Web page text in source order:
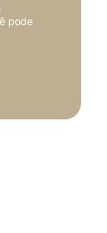
pode